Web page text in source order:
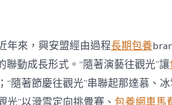
年來，興安盟經由過程長期包養
聯動成長形式。“隨著演藝往觀光”讓
“隨著節慶往觀光”串聯起那達慕、